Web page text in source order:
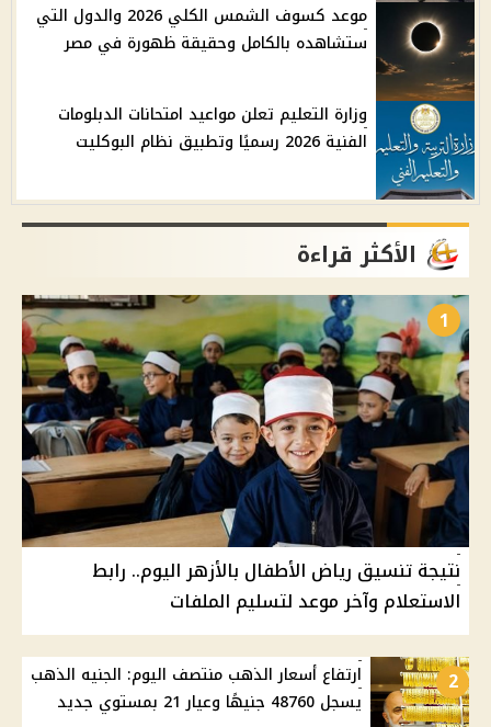
موعد كسوف الشمس الكلي 2026 والدول التي
ستشاهده بالكامل وحقيقة ظهورة في مصر
وزارة التعليم تعلن مواعيد امتحانات الدبلومات
الفنية 2026 رسميًا وتطبيق نظام البوكليت
الأكثر قراءة
1
نتيجة تنسيق رياض الأطفال بالأزهر اليوم.. رابط
الاستعلام وآخر موعد لتسليم الملفات
2
ارتفاع أسعار الذهب منتصف اليوم: الجنيه الذهب
يسجل 48760 جنيهًا وعيار 21 بمستوي جديد